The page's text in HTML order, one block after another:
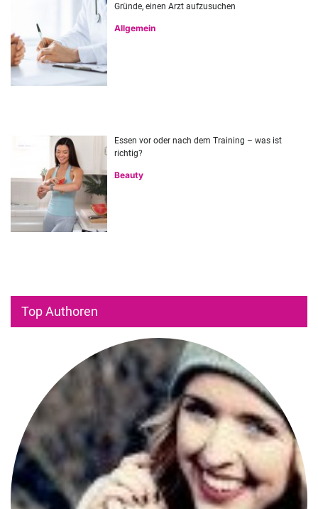
Gründe, einen Arzt aufzusuchen
Allgemein
Essen vor oder nach dem Training – was ist
richtig?
Beauty
Top Authoren